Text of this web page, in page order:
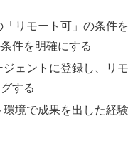
リモート可」の条件
件を明確にする
ェントに登録し、リ
する
境で成果を出した経